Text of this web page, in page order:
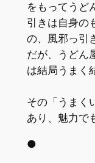
をもってうど
引きは自身の
の、風邪っ引
だが、うどん
は結局うまく
その「うまく
あり、魅力で
●